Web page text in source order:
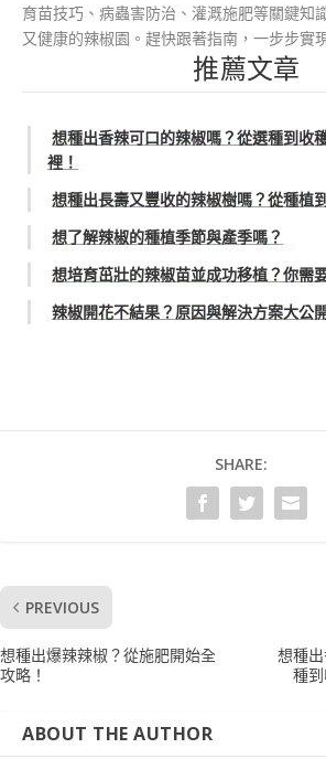
育苗技巧、病蟲害防治、灌溉施肥等關鍵知
又健康的辣椒園。趕快跟著指南，一步步實
推薦文章
想種出香辣可口的辣椒嗎？從選種到收
裡！
想種出長壽又豐收的辣椒樹嗎？從種植
想了解辣椒的種植季節與產季嗎？
想培育茁壯的辣椒苗並成功移植？你需
辣椒開花不結果？原因與解決方案大公
SHARE:
PREVIOUS
想種出爆辣辣椒？從施肥開始全
攻略！
想種
種
ABOUT THE AUTHOR